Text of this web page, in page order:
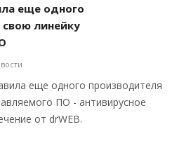
еще одного
линейку
еще одного производителя
ПО - антивирусное
от drWEB.